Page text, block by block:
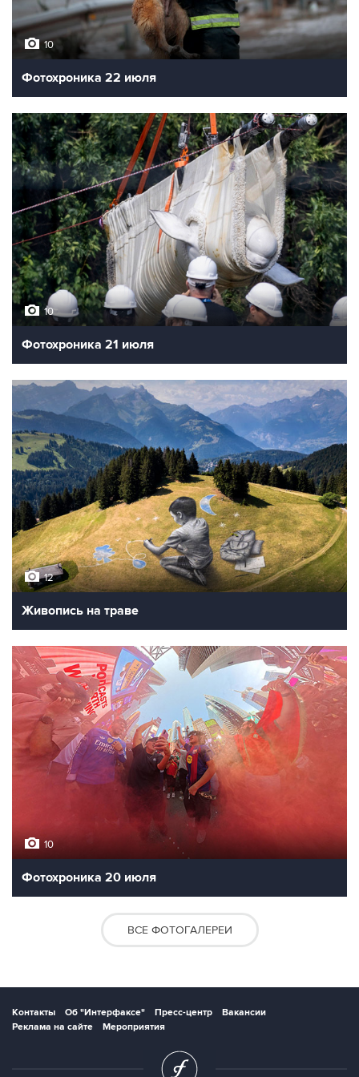
10
Фотохроника 22 июля
10
Фотохроника 21 июля
12
Живопись на траве
10
Фотохроника 20 июля
ВСЕ ФОТОГАЛЕРЕИ
Контакты Об "Интерфаксе" Пресс-центр
Вакансии
Реклама на сайте
Мероприятия